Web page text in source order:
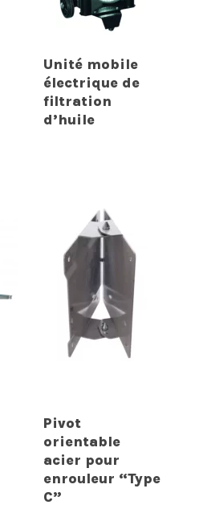
Unité mobile
électrique de
filtration
d’huile
Pivot
orientable
acier pour
enrouleur “Type
C”